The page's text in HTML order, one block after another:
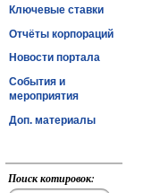
Ключевые ставки
Отчёты корпораций
Новости портала
События и
мероприятия
Доп. материалы
Поиск котировок: